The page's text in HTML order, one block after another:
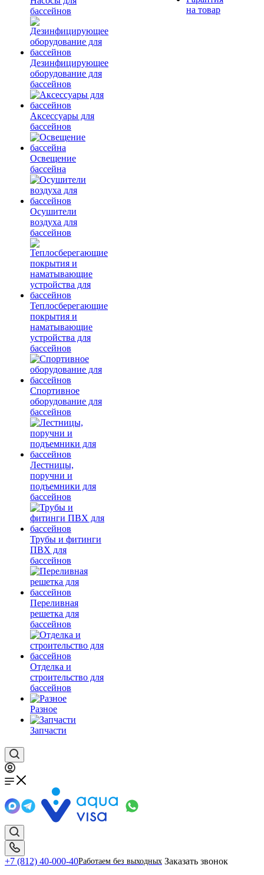
бассейнов
Дезинфицирующее
оборудование для
бассейнов
Аксессуары для
бассейнов
Освещение
бассейна
Осушители
воздуха для
бассейнов
Теплосберегающие
покрытия и
наматывающие
устройства для
бассейнов
Спортивное
оборудование для
бассейнов
Лестницы,
поручни и
подъемники для
бассейнов
Трубы и фитинги
ПВХ для
бассейнов
Переливная
решетка для
бассейнов
Отделка и
строительство для
бассейнов
Разное
Запчасти
на товар
+7 (812) 40-000-40Работаем без выходных Заказать звонок